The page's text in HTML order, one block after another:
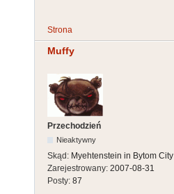
Strona
Muffy
Przechodzień
Nieaktywny
Skąd: Myehtenstein in Bytom City
Zarejestrowany: 2007-08-31
Posty: 87